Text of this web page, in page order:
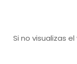
Si no visualizas